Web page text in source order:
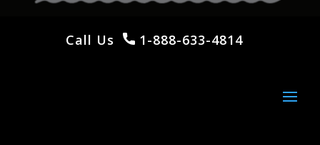
Call Us 1-888-633-4814